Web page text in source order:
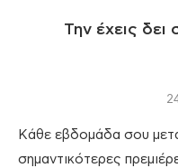
Την έχεις δει
Κάθε εβδομάδα σου
σημαντικότερες